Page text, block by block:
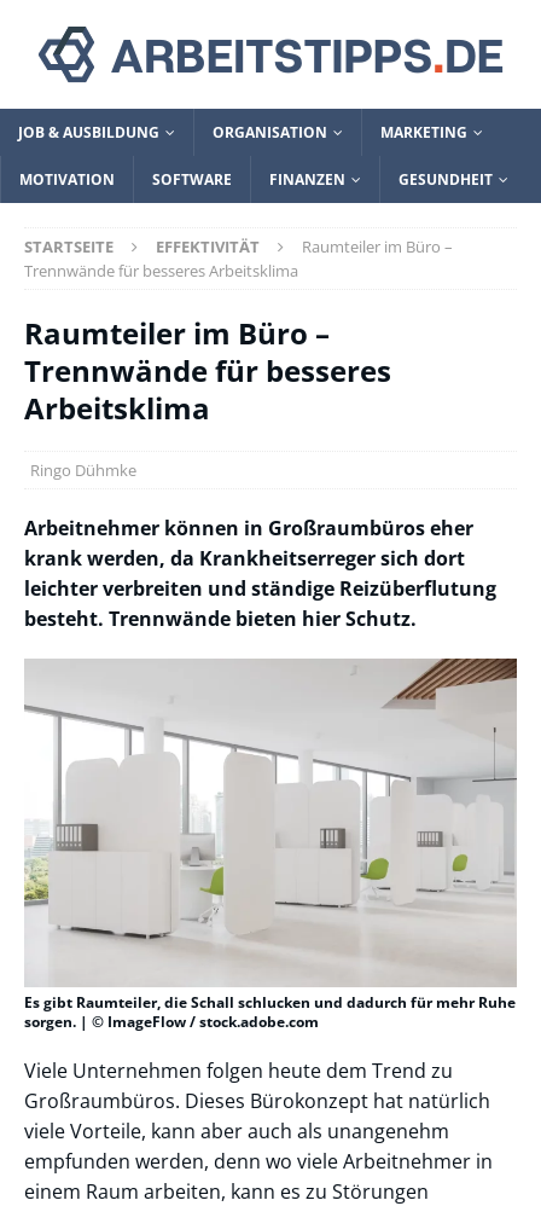
JOB & AUSBILDUNG ORGANISATION MARKETING
MOTIVATION SOFTWARE FINANZEN GESUNDHEIT
STARTSEITE EFFEKTIVITÄT
Raumteiler im Büro –
Trennwände für besseres Arbeitsklima
Raumteiler im Büro –
Trennwände für besseres
Arbeitsklima
Ringo Dühmke
Arbeitnehmer können in Großraumbüros eher
krank werden, da Krankheitserreger sich dort
leichter verbreiten und ständige Reizüberflutung
besteht. Trennwände bieten hier Schutz.
Es gibt Raumteiler, die Schall schlucken und dadurch für mehr Ruhe
sorgen. | © ImageFlow / stock.adobe.com
Viele Unternehmen folgen heute dem Trend zu
Großraumbüros. Dieses Bürokonzept hat natürlich
viele Vorteile, kann aber auch als unangenehm
empfunden werden, denn wo viele Arbeitnehmer in
einem Raum arbeiten, kann es zu Störungen